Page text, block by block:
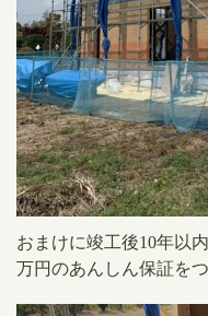
おまけに竣工後10年以
万円のあんしん保証を